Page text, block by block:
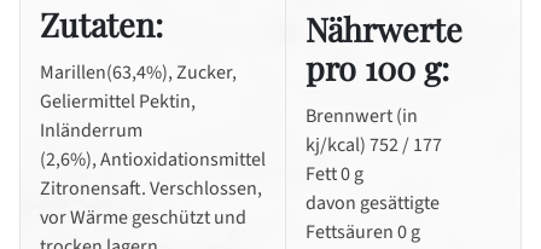
Zutaten:
Marillen(63,4%), Zucker,
Geliermittel Pektin,
Inländerrum
(2,6%),Antioxidationsmittel
Zitronensaft. Verschlossen,
vor Wärme geschützt und
Nährwerte
pro 100 g:
Brennwert (in
kj/kcal) 752 / 177
Fett 0 g
davon gesättigte
Fettsäuren 0 g